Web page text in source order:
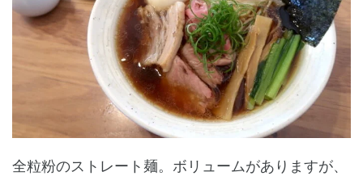
全粒粉のストレート麺。ボリュームがありますが、